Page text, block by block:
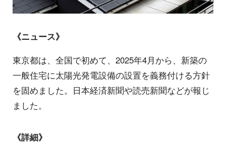
《ニュース》
東京都は、全国で初めて、2025年4月から、新築の
一般住宅に太陽光発電設備の設置を義務付ける方針
を固めました。日本経済新聞や読売新聞などが報じ
ました。
《詳細》